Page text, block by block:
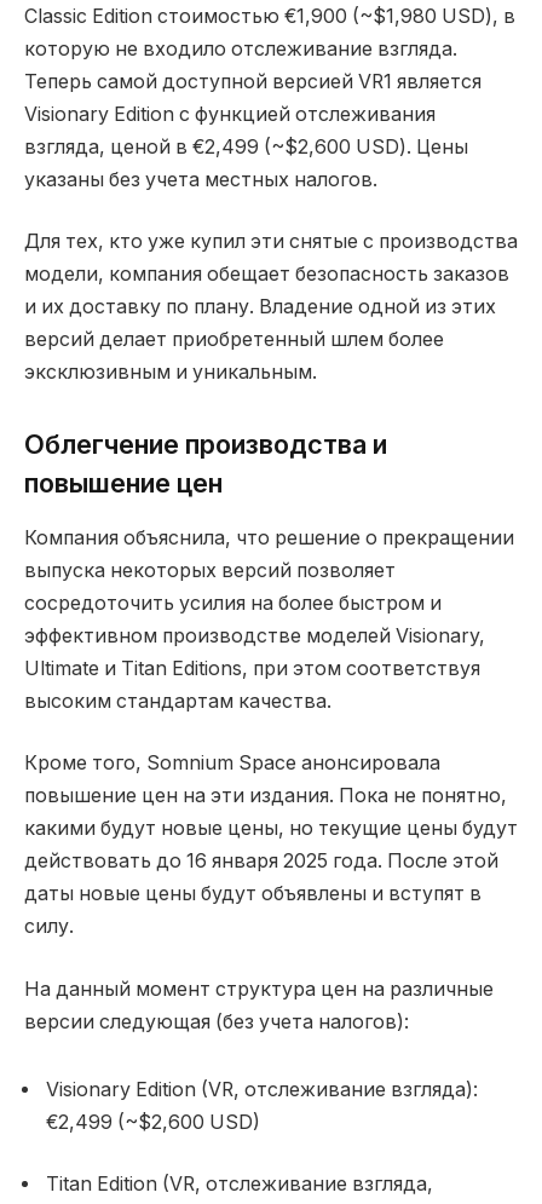
Classic Edition стоимостью €1,900 (~$1,980 USD), в
которую не входило отслеживание взгляда.
Теперь самой доступной версией VR1 является
Visionary Edition с функцией отслеживания
взгляда, ценой в €2,499 (~$2,600 USD). Цены
указаны без учета местных налогов.
Для тех, кто уже купил эти снятые с производства
модели, компания обещает безопасность заказов
и их доставку по плану. Владение одной из этих
версий делает приобретенный шлем более
эксклюзивным и уникальным.
Облегчение производства и
повышение цен
Компания объяснила, что решение о прекращении
выпуска некоторых версий позволяет
сосредоточить усилия на более быстром и
эффективном производстве моделей Visionary,
Ultimate и Titan Editions, при этом соответствуя
высоким стандартам качества.
Кроме того, Somnium Space анонсировала
повышение цен на эти издания. Пока не понятно,
какими будут новые цены, но текущие цены будут
действовать до 16 января 2025 года. После этой
даты новые цены будут объявлены и вступят в
силу.
На данный момент структура цен на различные
версии следующая (без учета налогов):
Visionary Edition (VR, отслеживание взгляда):
€2,499 (~$2,600 USD)
Titan Edition (VR, отслеживание взгляда,